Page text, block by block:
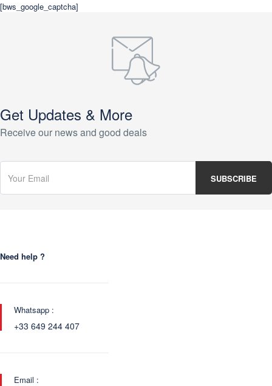
[bws_google_captcha]
Get Updates & More
Receive our news and good deals
Need help ?
Whatsapp :
+33 649 244 407
Email :